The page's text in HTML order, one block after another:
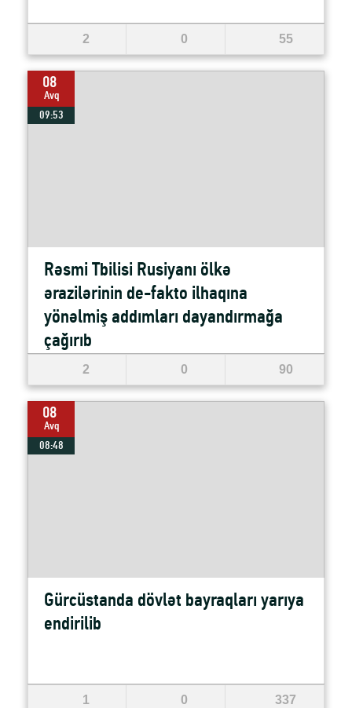
2 0 55
08
Avq
09:53
Rəsmi Tbilisi Rusiyanı ölkə
ərazilərinin de-fakto ilhaqına
yönəlmiş addımları dayandırmağa
çağırıb
2 0 90
08
Avq
08:48
Gürcüstanda dövlət bayraqları yarıya
endirilib
1 0 337